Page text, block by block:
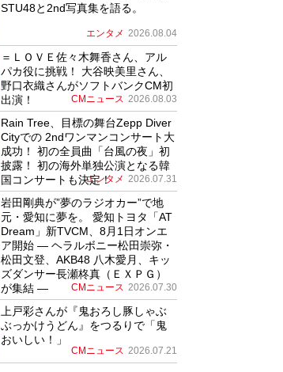
STU48と2nd写真集を語る。
エンタメ 2026.08.04
＝ＬＯＶＥ佐々木舞香さん、アル
パカ役に挑戦！ 大谷映美里さん、
野口衣織さんがソフトバンクCM初
出演！
CMニュース 2026.08.03
Rain Tree、目標の舞台Zepp Diver
Cityでの 2ndワンマンコンサート大
成功！ 初の全員曲「台風の夜」初
披露！ 初の海外単独公演となる韓
国コンサートも決定！
エンタメ 2026.07.31
岩田剛典が”夢のラジオカー”で地
元・愛知に夢を。 愛知トヨタ「AT
Dream」新TVCM、8月1日オンエ
ア開始 ― ヘラルボニー松田崇弥・
松田文登、AKB48 八木愛月、キッ
ズダンサー長瀬柊真（ＥＸＰＧ）
が集結 ―
CMニュース 2026.07.30
上戸彩さんが『鬼おろし豚しゃぶ
ぶっかけうどん』をつるりで「鬼
おいしい！」
CMニュース 2026.07.21